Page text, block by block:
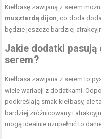
Kiełbasę zawijaną z serem
musztardą dijon, co doda
będzie jeszcze bardziej
Jakie dodatki pasują
serem?
Kiełbasa zawijana z serem to
wiele wariacji z dodatkami.
podkreślają smak kiełbasy, ale
bardziej zróżnicowany i
mogą idealnie uzupełnić to